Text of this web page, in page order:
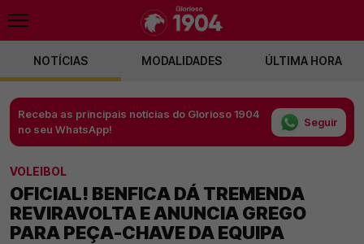
NOTÍCIAS MODALIDADES ÚLTIMA HORA
Receba as principais notícias do Glorioso 1904
no seu WhatsApp!
Seguir
VOLEIBOL
OFICIAL! BENFICA DÁ TREMENDA
REVIRAVOLTA E ANUNCIA GREGO
PARA PEÇA-CHAVE DA EQUIPA